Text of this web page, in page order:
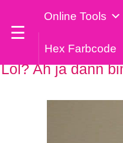
☰
Online Tools
Hex Farbcode
Lol? Ah ja dann